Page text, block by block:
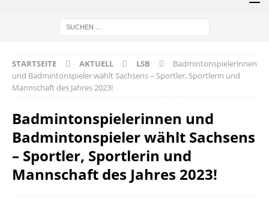
STARTSEITE AKTUELL LSB
Badmintonspielerinnen
und Badmintonspieler wählt Sachsens – Sportler, Sportlerin und
Mannschaft des Jahres 2023!
Badmintonspielerinnen und
Badmintonspieler wählt Sachsens
– Sportler, Sportlerin und
Mannschaft des Jahres 2023!